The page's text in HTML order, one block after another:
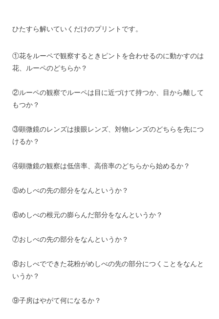
ひたすら解いていくだけのプリントです。
①花をルーペで観察するときピントを合わせるのに動かすのは
花、ルーペのどちらか？
②ルーペの観察でルーペは目に近づけて持つか、目から離して
もつか？
③顕微鏡のレンズは接眼レンズ、対物レンズのどちらを先につ
けるか？
④顕微鏡の観察は低倍率、高倍率のどちらから始めるか？
⑤めしべの先の部分をなんというか？
⑥めしべの根元の膨らんだ部分をなんというか？
⑦おしべの先の部分をなんというか？
⑧おしべでできた花粉がめしべの先の部分につくことをなんと
いうか？
⑨子房はやがて何になるか？